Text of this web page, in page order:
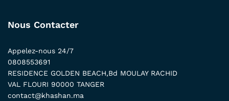
Nous Contacter
Appelez-nous 24/7
0808553691
RESIDENCE GOLDEN BEACH,Bd MOULAY RACHID
VAL FLOURI 90000 TANGER
contact@khashan.ma